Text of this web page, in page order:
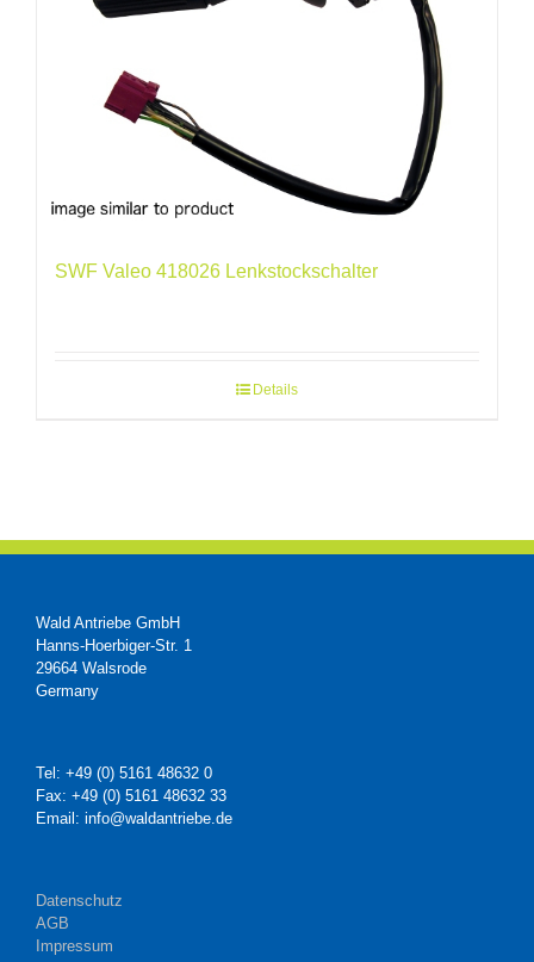
SWF Valeo 418026 Lenkstockschalter
Details
Wald Antriebe GmbH
Hanns-Hoerbiger-Str. 1
29664 Walsrode
Germany
Tel: +49 (0) 5161 48632 0
Fax: +49 (0) 5161 48632 33
Email: info@waldantriebe.de
Datenschutz
AGB
Impressum